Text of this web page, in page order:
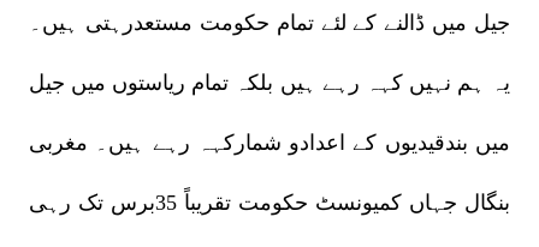
جیل میں ڈالنے کے لئے تمام حکومت مستعدرہتی ہیں۔
یہ ہم نہیں کہہ رہے ہیں بلکہ تمام ریاستوں میں جیل
میں بندقیدیوں کے اعدادو شمارکہہ رہے ہیں۔ مغربی
بنگال جہاں کمیونسٹ حکومت تقریباً 35برس تک رہی